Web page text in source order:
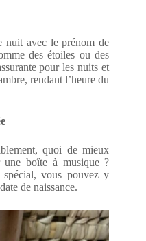
nuit avec le prénom de
des étoiles ou des
pour les nuits et
rendant l’heure du
quoi de mieux
une boîte à musique ?
spécial, vous pouvez y
de naissance.